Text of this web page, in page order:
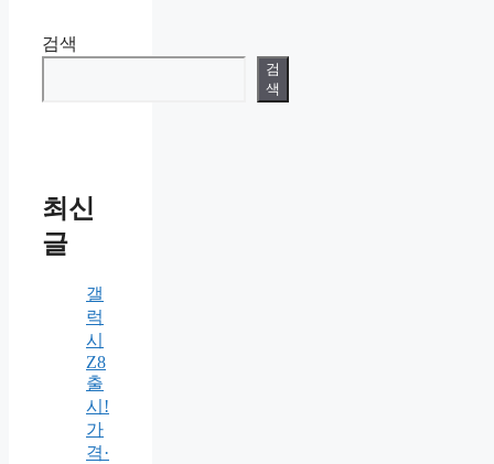
검색
검
색
최신
글
갤
럭
시
Z8
출
시!
가
격·